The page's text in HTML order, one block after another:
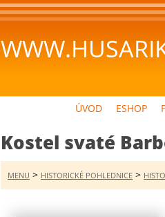
ÚVOD ESHOP
Kostel svaté
MENU > HISTORICKÉ POHLEDNICE >